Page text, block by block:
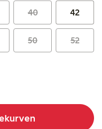
40 42
50 52